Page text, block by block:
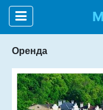
Оренда